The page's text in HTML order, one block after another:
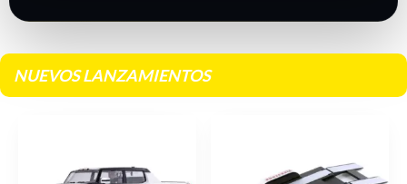
NUEVOS LANZAMIENTOS